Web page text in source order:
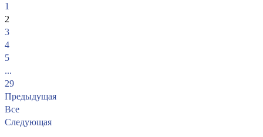
1
2
3
4
5
...
29
Предыдущая
Все
Следующая